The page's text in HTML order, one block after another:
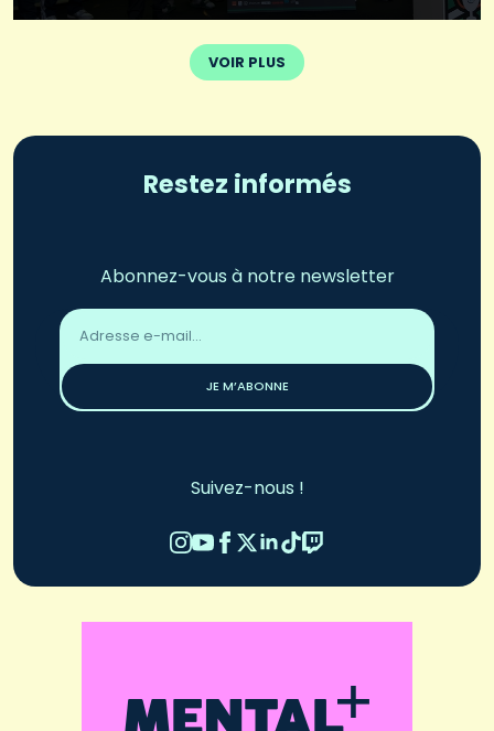
VOIR PLUS
Restez informés
Abonnez-vous à notre newsletter
Adresse
email
JE M’ABONNE
Suivez-nous !